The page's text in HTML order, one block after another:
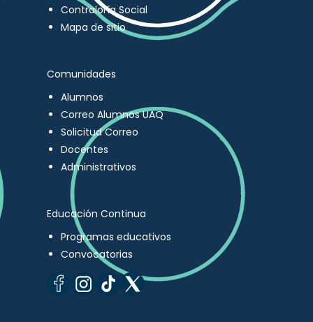
Contraloría Social
Mapa de sitio
Comunidades
Alumnos
Correo Alumnos UAQ
Solicitud Correo
Docentes
Administrativos
Educación Continua
Programas educativos
Convocatorias